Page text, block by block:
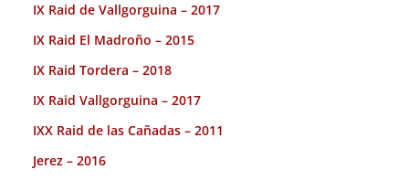
IX Raid de Vallgorguina – 2017
IX Raid El Madroño – 2015
IX Raid Tordera – 2018
IX Raid Vallgorguina – 2017
IXX Raid de las Cañadas – 2011
Jerez – 2016